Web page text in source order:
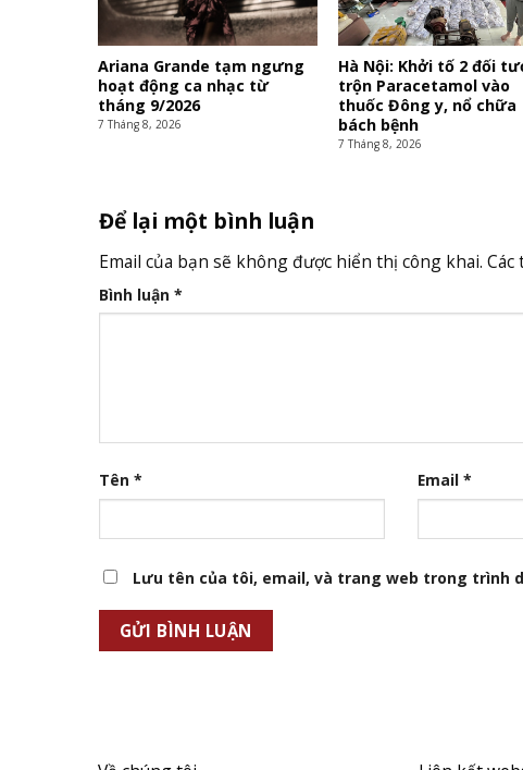
Ariana Grande tạm ngưng
hoạt động ca nhạc từ
tháng 9/2026
7 Tháng 8, 2026
Hà Nội: Khởi tố 2 đối
trộn Paracetamol vào
thuốc Đông y, nổ chữa
bách bệnh
7 Tháng 8, 2026
Để lại một bình luận
Email của bạn sẽ không được hiển thị công khai.
Bình luận *
Tên * Email *
Lưu tên của tôi, email, và trang web trong trình